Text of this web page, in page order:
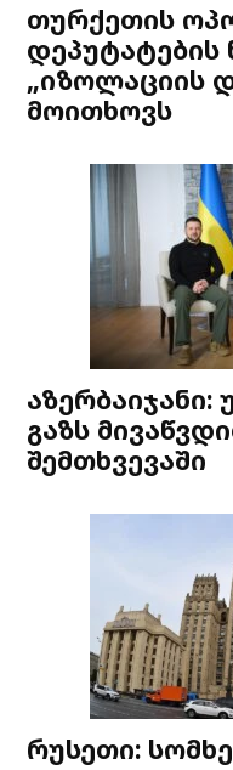
თურქეთის
დეპუტატების
„იზოლაციის
მოითხოვს
აზერბაიჯანი:
გაზს
შემთხვევაში
რუსეთი: